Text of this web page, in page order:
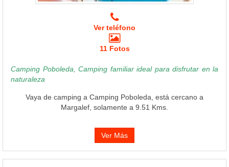
Ver teléfono
11 Fotos
Camping Poboleda, Camping familiar ideal para disfrutar en la
naturaleza
Vaya de camping a Camping Poboleda, está cercano a
Margalef, solamente a 9.51 Kms.
Ver Más